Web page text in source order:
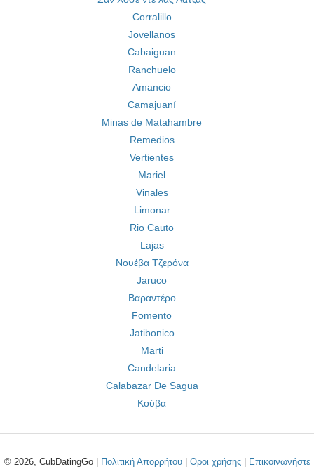
Corralillo
Jovellanos
Cabaiguan
Ranchuelo
Amancio
Camajuaní
Minas de Matahambre
Remedios
Vertientes
Mariel
Vinales
Limonar
Rio Cauto
Lajas
Νουέβα Τζερόνα
Jaruco
Βαραντέρο
Fomento
Jatibonico
Marti
Candelaria
Calabazar De Sagua
Κούβα
© 2026, CubDatingGo | Πολιτική Απορρήτου| Οροι χρήσης| Επικοινωνήστε